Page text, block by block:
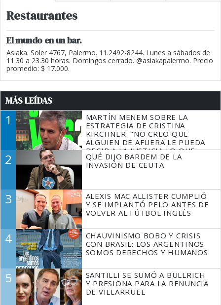
Restaurantes
El mundo en un bar.
Asiaka. Soler 4767, Palermo. 11.2492-8244. Lunes a sábados de
11.30 a 23.30 horas. Domingos cerrado. @asiakapalermo. Precio
promedio: $ 17.000.
MÁS LEÍDAS
1
MARTÍN MENEM SOBRE LA
ESTRATEGIA DE CRISTINA
KIRCHNER: "NO CREO QUE
ALGUIEN DE AFUERA LE PUEDA
DECIR A LA JUSTICIA LO QUE
TIENE QUE HACER"
2
QUÉ DIJO BARDEM DE LA
INVASIÓN DE CEUTA
3
ALEXIS MAC ALLISTER CUMPLIÓ
Y SE IMPLANTÓ PELO ANTES DE
VOLVER AL FÚTBOL INGLÉS
4
CHAUVINISMO BOBO Y CRISIS
CON BRASIL: LOS ARGENTINOS
SOMOS DERECHOS Y HUMANOS
5
SANTILLI SE SUMÓ A BULLRICH
Y PRESIONA PARA LA RENUNCIA
DE VILLARRUEL